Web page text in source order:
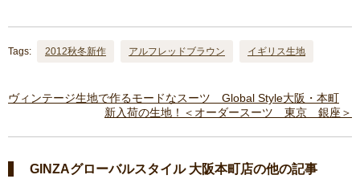
Tags: 2012秋冬新作 アルフレッドブラウン イギリス生地
ヴィンテージ生地で作るモードなスーツ Global Style大阪・本町
新入荷の生地！＜オーダースーツ 東京 銀座＞
GINZAグローバルスタイル 大阪本町店の他の記事